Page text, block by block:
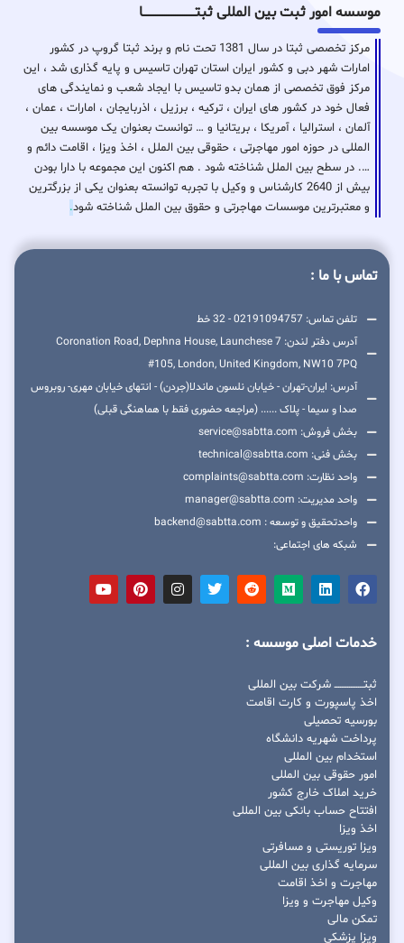
موسسه امور ثبت بین المللی ثبتـــــــــــــــــــــــــــــا
مرکز تخصصی ثبتا در سال 1381 تحت نام و برند ثبتا گروپ در کشور
امارات شهر دبی و کشور ایران استان تهران تاسیس و پایه گذاری شد ، این
مرکز فوق تخصصی از همان بدو تاسیس با ایجاد شعب و نمایندگی های
فعال خود در کشور های ایران ، ترکیه ، برزیل ، اذربایجان ، امارات ، عمان ،
آلمان ، استرالیا ، آمریکا ، بریتانیا و … توانست بعنوان یک موسسه بین
المللی در حوزه امور مهاجرتی ، حقوقی بین الملل ، اخذ ویزا ، اقامت دائم و
…. در سطح بین الملل شناخته شود . هم اکنون این مجموعه با دارا بودن
بیش از 2640 کارشناس و وکیل با تجربه توانسته بعنوان یکی از بزرگترین
و معتبرترین موسسات مهاجرتی و حقوق بین الملل شناخته شود.
تماس با ما :
تلفن تماس: 02191094757 - 32 خط
آدرس دفتر لندن: 7 Coronation Road, Dephna House, Launchese
#105, London, United Kingdom, NW10 7PQ
آدرس: ایران-تهران - خیابان نلسون ماندلا(جردن) - انتهای خیابان مهری- روبروس
صدا و سیما - پلاک ...... (مراجعه حضوری فقط با هماهنگی قبلی)
بخش فروش: service@sabtta.com
بخش فنی: technical@sabtta.com
واحد نظارت: complaints@sabtta.com
واحد مدیریت: manager@sabtta.com
واحدتحقیق و توسعه : backend@sabtta.com
شبکه های اجتماعی:
خدمات اصلی موسسه :
ثبتــــــــــــــــ شرکت بین المللی
اخذ پاسپورت و کارت اقامت
بورسیه تحصیلی
پرداخت شهریه دانشگاه
استخدام بین المللی
امور حقوقی بین المللی
خرید املاک خارج کشور
افتتاح حساب بانکی بین المللی
اخذ ویزا
ویزا توریستی و مسافرتی
سرمایه گذاری بین المللی
مهاجرت و اخذ اقامت
وکیل مهاجرت و ویزا
تمکن مالی
ویزا پزشکی